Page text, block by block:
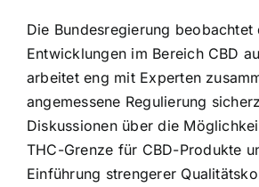
Die Bundesregierung beobachtet
Entwicklungen im Bereich CBD
arbeitet eng mit Experten
angemessene Regulierung
Diskussionen über die
THC-Grenze für CBD-Produkte
Einführung strengerer